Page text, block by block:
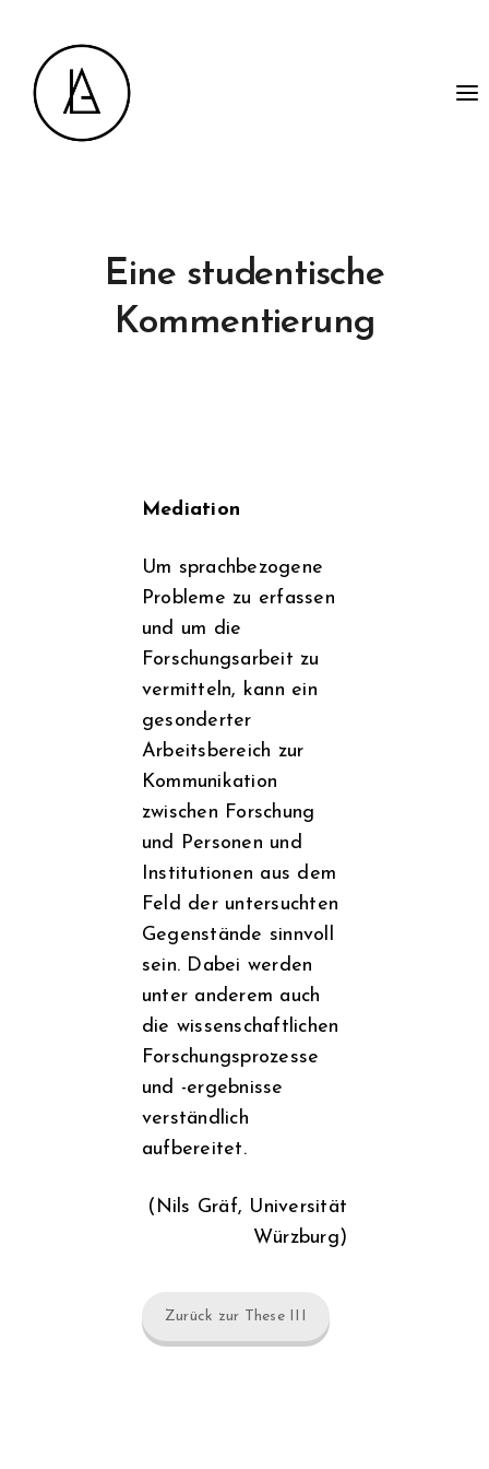
Eine studentische
Kommentierung
Mediation
Um sprachbezogene
Probleme zu erfassen
und um die
Forschungsarbeit zu
vermitteln, kann ein
gesonderter
Arbeitsbereich zur
Kommunikation
zwischen Forschung
und Personen und
Institutionen aus dem
Feld der untersuchten
Gegenstände sinnvoll
sein. Dabei werden
unter anderem auch
die wissenschaftlichen
Forschungsprozesse
und -ergebnisse
verständlich
aufbereitet.
(Nils Gräf, Universität
Würzburg)
Zurück zur These III